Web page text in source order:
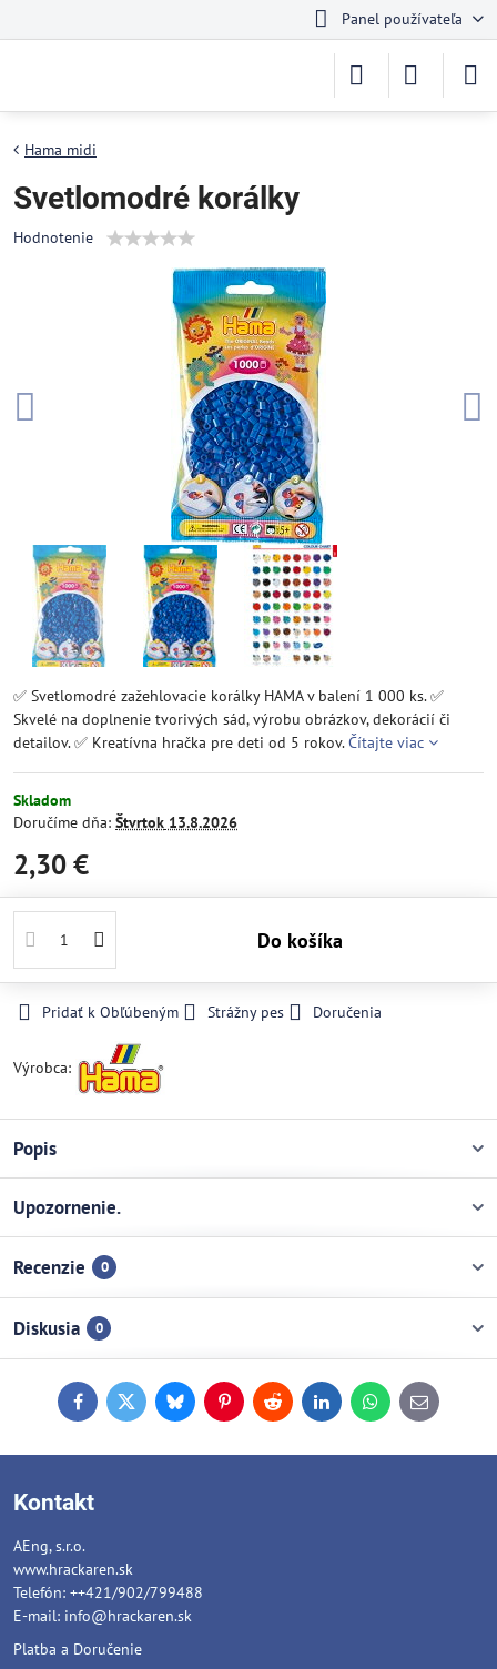
Panel používateľa
Hama midi
Svetlomodré korálky
Hodnotenie
✅ Svetlomodré zažehlovacie korálky HAMA v balení 1 000 ks. ✅
Skvelé na doplnenie tvorivých sád, výrobu obrázkov, dekorácií či
detailov. ✅ Kreatívna hračka pre deti od 5 rokov.Čítajte viac
Skladom
Doručíme dňa: Štvrtok 13.8.2026
2,30 €
Do košíka
Pridať k Obľúbeným Strážny pes Doručenia
Výrobca:
Popis
Upozornenie.
Recenzie 0
Diskusia 0
FacebookTwitterBlueskyPinterestReddit LinkedInWhatsApp
E-
mail
Kontakt
AEng, s.r.o.
www.hrackaren.sk
Telefón: ++421/902/799488
E-mail: info@hrackaren.sk
Platba a Doručenie